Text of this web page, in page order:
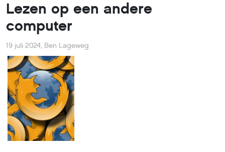
Lezen op een andere
computer
19 juli 2024, Ben Lageweg